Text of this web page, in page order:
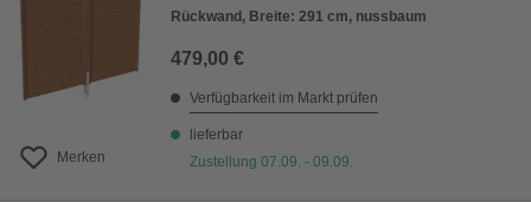
Merken
Rückwand, Breite: 291 cm, nussbaum
479,00 €
Verfügbarkeit im Markt prüfen
lieferbar
Zustellung 07.09. - 09.09.